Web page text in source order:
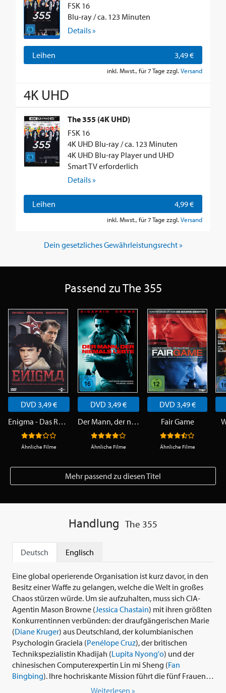
FSK 16
Blu-ray / ca. 123 Minuten
Details »
Leihen 3,49 €
inkl. Mwst., für 7 Tage zzgl. Versand
4K UHD
The 355 (4K UHD)
FSK 16
4K UHD Blu-ray / ca. 123 Minuten
4K UHD Blu-ray Player und UHD
Smart TV erforderlich
Details »
Leihen 4,99 €
inkl. Mwst., für 7 Tage zzgl. Versand
Dein gesetzliches Gewährleistungsrecht »
Passend zu The 355
DVD 3,49 €
Enigma - Das Rätsel
Ähnliche Filme
DVD 3,49 €
Der Mann, der niemals lebte
Ähnliche Filme
DVD 3,49 €
Fair Game
Ähnliche Filme
Mehr passend zu diesen Titel
Handlung The 355
Deutsch Englisch
Eine global operierende Organisation ist kurz davor, in den
Besitz einer Waffe zu gelangen, welche die Welt in großes
Chaos stürzen würde. Um sie aufzuhalten, muss sich CIA-
Agentin Mason Browne (Jessica Chastain) mit ihren größten
Konkurrentinnen verbünden: der draufgängerischen Marie
(Diane Kruger) aus Deutschland, der kolumbianischen
Psychologin Graciela (Penélope Cruz), der britischen
Technikspezialistin Khadijah (Lupita Nyong'o) und der
chinesischen Computerexpertin Lin mi Sheng (Fan
Bingbing). Ihre hochriskante Mission führt die fünf Frauen
um die ganze Welt - von den Pariser Cafés, über die
Weiterlesen »